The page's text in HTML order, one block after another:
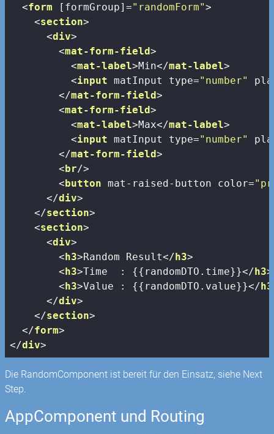
<form [ formGroup]="randomForm">
<section>
<div>
<mat-form-field>
<mat-label>Min</mat-label>
<input matInput type="number"
</mat-form-field>
<mat-form-field>
<mat-label>Max</mat-label>
<input matInput type="number"
</mat-form-field>
<br/>
<button mat-raised-button color=
</div>
</section>
<section>
<div>
<h3>Random Result</h3>
<h3>Time  : {{randomDTO.time}}</h3>
<h3>Value : {{randomDTO.value}}</h3
</div>
</section>
</form>
</div>
Die RandomComponent ist bereit für den Einsatz, siehe Next
Step.
AppComponent und Routing